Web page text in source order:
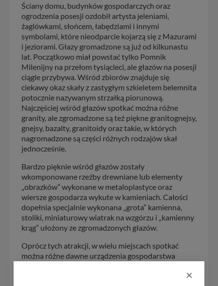
Ściany domu, budynków gospodarczych oraz
ogrodzenia posesji ozdobił artysta jeleniami,
żaglówkami, słońcem, łabędziami i innymi
symbolami, które nieodparcie kojarzą się z Mazurami
i jeziorami. Głazy gromadzone są już od kilkunastu
lat. Początkowo miał powstać tylko Pomnik
Milenijny na przełom tysiącleci, ale głazów na posesji
ciągle przybywa. Wśród zbiorów znajduje się
ciekawy okaz skały z zastygłym szkieletem belemnita
potocznie nazywanym strzałką piorunową.
Najczęściej wśród głazów spotkać można różne
granity, ale zgromadzone są też piękne granitognejsy,
gnejsy, bazalty, granitoidy oraz takie, w których
nagromadzone są części różnych rodzajów skał
jednocześnie.
Bardzo pięknie wśród głazów zostały
wkomponowane rzeźby drewniane lub elementy
„obrazków” wykonane w metaloplastyce oraz
wiersze gospodarza wykute w kamieniach. Całości
dopełnia specjalnie wykonana „grota” kamienna,
stoliki, miniaturowy wiatrak na wzgórzu i „kamienny
krąg” ułożony ze zgromadzonych głazów.
Oprócz tych atrakcji, w wielu miejscach spotkać
można różne dawne urządzenia gospodarstwa
codzienne używane przez gospodynie i gospodarzy×